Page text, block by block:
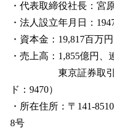
・代表取締役社長：宮
・法人設立年月日：
・資本金：19,817百万円
・売上高：1,855億円、
東京証券取引所
ド：9470）
・所在住所：〒141-
8号